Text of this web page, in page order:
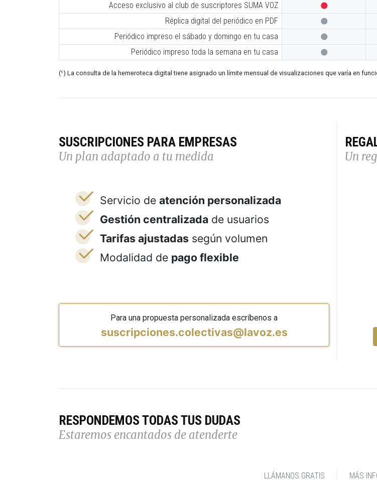
Acceso exclusivo al club de suscriptores SUMA VOZ 
Réplica digital del periódico en PDF 
Periódico impreso el sábado y domingo en tu casa 
Periódico impreso toda la semana en tu casa 
(¹) La consulta de la hemeroteca digital tiene asignado un límite mensual de visualizaciones que varía en
SUSCRIPCIONES PARA EMPRESAS
Un plan adaptado a tu medida
Servicio de atención personalizada
Gestión centralizada de usuarios
Tarifas ajustadas según volumen
Modalidad de pago flexible
Para una propuesta personalizada escríbenos a
suscripciones.colectivas@lavoz.es
Un
RESPONDEMOS TODAS TUS DUDAS
Estaremos encantados de atenderte
LLÁMANOS GRATIS MÁS